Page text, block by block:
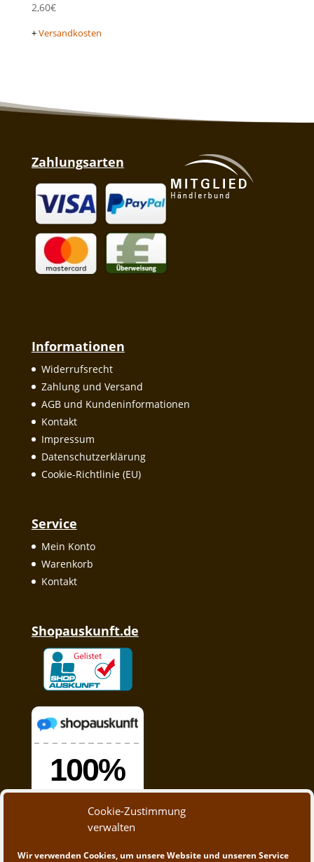
Cookie-Zustimmung
verwalten
Wir verwenden Cookies, um unsere Website und unseren Service
2,60€
+Versandkosten
Zahlungsarten
Informationen
Widerrufsrecht
Zahlung und Versand
AGB und Kundeninformationen
Kontakt
Impressum
Datenschutzerklärung
Cookie-Richtlinie (EU)
Service
Mein Konto
Warenkorb
Kontakt
Shopauskunft.de